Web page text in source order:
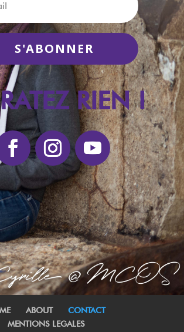
S'ABONNER
RIEN !
ABOUT
CONTACT
MENTIONS LEGALES